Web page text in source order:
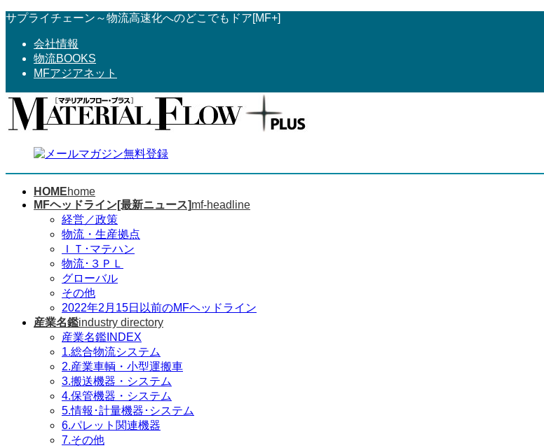
コ
へ
ス
ナ
ョ
ン
サプライチェーン～物流高速化へのどこでもドア[MF+]
会社情報
物流BOOKS
MFアジアネット
HOMEhome
MFヘッドライン[最新ニュース]mf-headline
経営／政策
物流・生産拠点
ＩＴ･マテハン
物流･３ＰＬ
グローバル
その他
2022年2月15日以前のMFヘッドライン
産業名鑑industry directory
産業名鑑INDEX
1.総合物流システム
2.産業車輌・小型運搬車
3.搬送機器・システム
4.保管機器・システム
5.情報･計量機器･システム
6.パレット関連機器
7.その他